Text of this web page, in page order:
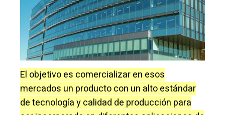
El objetivo es comercializar en esos
mercados un producto con un alto estándar
de tecnología y calidad de producción para